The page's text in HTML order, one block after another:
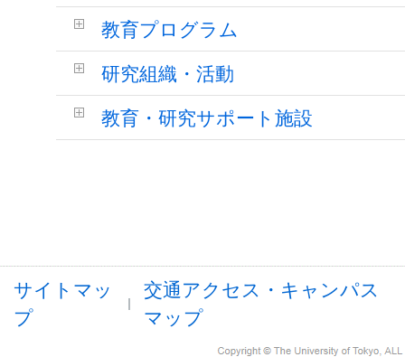
教育プログラム
研究組織・活動
教育・研究サポート施設
サイトマッ
プ
交通アクセス・キャンパス
マップ